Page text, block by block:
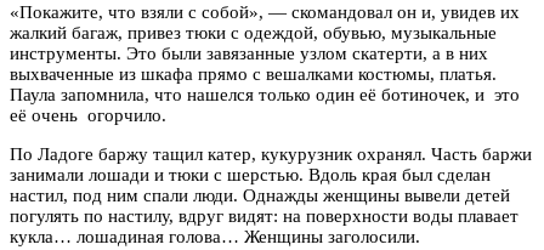
«Покажите, что взяли с собой», — скомандовал он и, увидев их
жалкий багаж, привез тюки с одеждой, обувью, музыкальные
инструменты. Это были завязанные узлом скатерти, а в них
выхваченные из шкафа прямо с вешалками костюмы, платья.
Паула запомнила, что нашелся только один её ботиночек, и это
её очень огорчило.
По Ладоге баржу тащил катер, кукурузник охранял. Часть баржи
занимали лошади и тюки с шерстью. Вдоль края был сделан
настил, под ним спали люди. Однажды женщины вывели детей
погулять по настилу, вдруг видят: на поверхности воды плавает
кукла… лошадиная голова… Женщины заголосили.